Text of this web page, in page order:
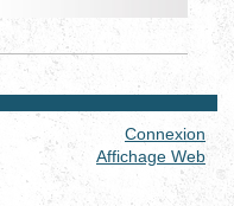
Connexion
Affichage Web